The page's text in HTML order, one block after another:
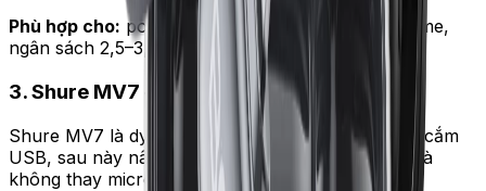
Phù hợp cho: podcaster solo tại nhà, streamer game,
ngân sách 2,5–3,5 triệu.
3. Shure MV7 — lai USB/XLR linh hoạt
Shure MV7 là dynamic lai USB và XLR — bắt đầu cắm
USB, sau này nâng cấp lên audio interface XLR mà
không thay micro.